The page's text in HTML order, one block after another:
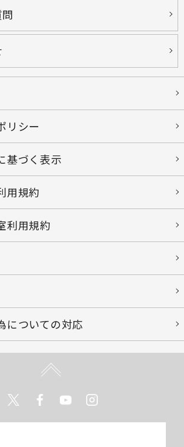
リシー
基づく表示
用規約
利用規約
についての対応
TwitterFacebookYoutube